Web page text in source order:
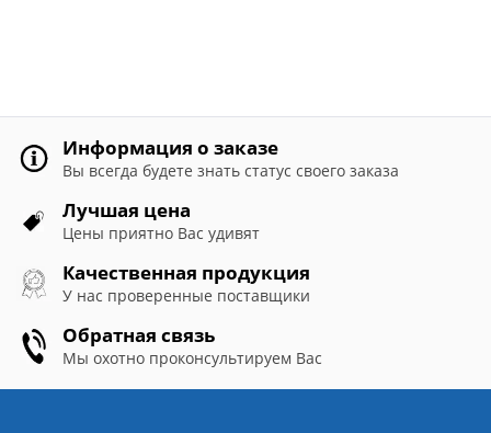
Информация о заказе
Вы всегда будете знать статус своего заказа
Лучшая цена
Цены приятно Вас удивят
Качественная продукция
У нас проверенные поставщики
Обратная связь
Мы охотно проконсультируем Вас